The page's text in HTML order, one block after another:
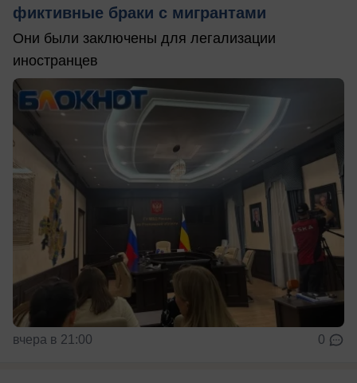
фиктивные браки с мигрантами
Они были заключены для легализации
иностранцев
вчера в 21:00 0